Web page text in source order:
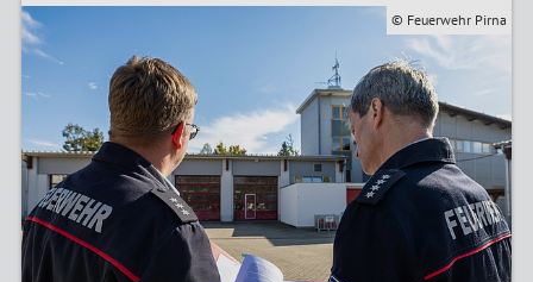
© Feuerwehr Pirna